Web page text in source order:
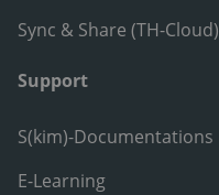
Sync & Share (TH-Cloud)
Support
S(kim)-Documentations
E-Learning